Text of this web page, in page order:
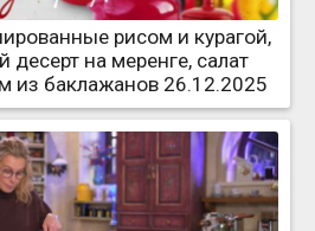
рисом и курагой,
на меренге, салат
из баклажанов 26.12.2025